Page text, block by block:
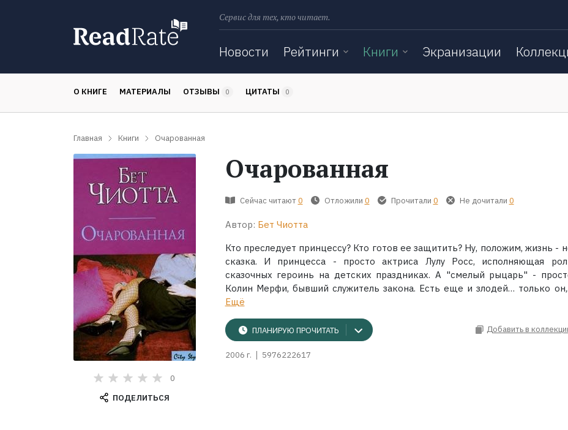
Сервис для тех, кто читает.
Новости Рейтинги Книги Экранизации
О КНИГЕ МАТЕРИАЛЫ ОТЗЫВЫ 0 ЦИТАТЫ 0
Главная Книги Очарованная
0
ПОДЕЛИТЬСЯ
Очарованная
Сейчас читают 0 Отложили 0 Прочитали 0 Не дочитали 0
Автор: Бет Чиотта
Кто преследует принцессу? Кто готов ее защитить? Ну, положим, жизнь -
сказка. И принцесса - просто актриса Лулу Росс, исполняющая
сказочных героинь на детских праздниках. А "смелый рыцарь" -
Колин Мерфи, бывший служитель закона. Есть еще и злодей… только
Ещё
ПЛАНИРУЮ ПРОЧИТАТЬ Добавить в
2006 г. 5976222617